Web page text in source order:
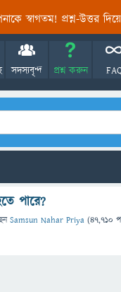
স্বাগতম! প্রশ্ন-উত্তর
সদস্যবৃন্দ প্রশ্ন করুন
পারে?
Samsun Nahar Priya (47,710